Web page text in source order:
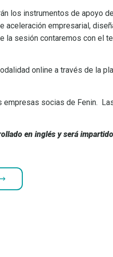
los instrumentos de apoyo
aceleración empresarial,
la sesión contaremos con el
online a través de la
empresas socias de Fenin.
en inglés y será